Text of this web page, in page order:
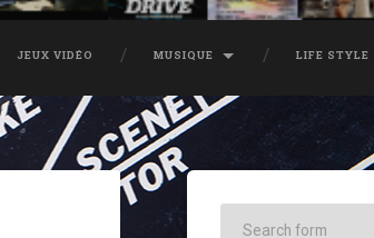
JEUX VIDÉO MUSIQUE LIFE STYLE